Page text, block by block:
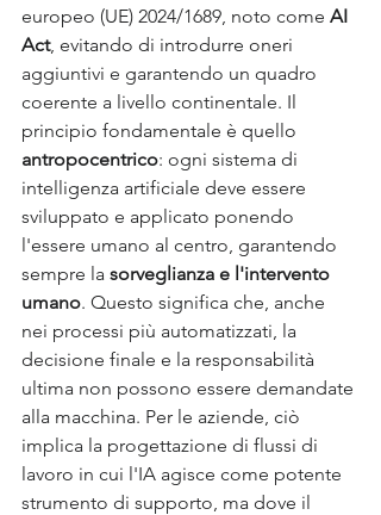
europeo (UE) 2024/1689, noto come AI
Act, evitando di introdurre oneri
aggiuntivi e garantendo un quadro
coerente a livello continentale. Il
principio fondamentale è quello
antropocentrico: ogni sistema di
intelligenza artificiale deve essere
sviluppato e applicato ponendo
l'essere umano al centro, garantendo
sempre la sorveglianza e l'intervento
umano. Questo significa che, anche
nei processi più automatizzati, la
decisione finale e la responsabilità
ultima non possono essere demandate
alla macchina. Per le aziende, ciò
implica la progettazione di flussi di
lavoro in cui l'IA agisce come potente
strumento di supporto, ma dove il